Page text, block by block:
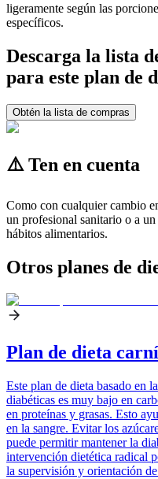
ligeramente según las
específicos.
Descarga la lista
para este plan de
Obtén la lista de compras
⚠️ Ten en cuenta
Como con cualquier cambio
un profesional sanitario o a
hábitos alimentarios.
Otros planes de
Plan de dieta
Este plan de dieta basado en
diabéticas es muy bajo en
en proteínas y grasas. Esto
en la sangre. Evitar los
puede permitir mantener la
intervención dietética radical
la supervisión y orientación